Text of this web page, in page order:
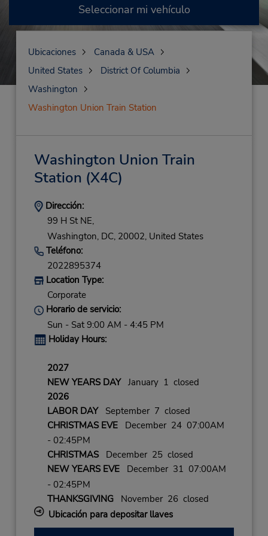
Seleccionar mi vehículo
Ubicaciones
Canada & USA
United States
District Of Columbia
Washington
Washington Union Train Station
Washington Union Train
Station (X4C)
Dirección:
99 H St NE,
Washington, DC, 20002, United States
Teléfono:
2022895374
Location Type:
Corporate
Horario de servicio:
Sun - Sat 9:00 AM - 4:45 PM
Holiday Hours:
2027
NEW YEARS DAYJanuary 1 closed
2026
LABOR DAYSeptember 7 closed
CHRISTMAS EVEDecember 24 07:00AM
- 02:45PM
CHRISTMASDecember 25 closed
NEW YEARS EVEDecember 31 07:00AM
- 02:45PM
THANKSGIVINGNovember 26 closed
Ubicación para depositar llaves